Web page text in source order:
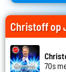
Christoff op
70s